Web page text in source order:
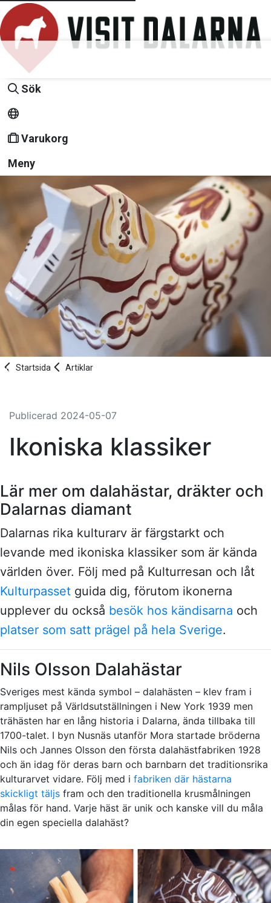
Sök
Varukorg
Meny
Startsida Artiklar
Publicerad 2024-05-07
Ikoniska klassiker
Lär mer om dalahästar, dräkter och
Dalarnas diamant
Dalarnas rika kulturarv är färgstarkt och
levande med ikoniska klassiker som är kända
världen över. Följ med på Kulturresan och låt
Kulturpasset guida dig, förutom ikonerna
upplever du också besök hos kändisarna och
platser som satt prägel på hela Sverige.
Nils Olsson Dalahästar
Sveriges mest kända symbol – dalahästen – klev fram i
rampljuset på Världsutställningen i New York 1939 men
trähästen har en lång historia i Dalarna, ända tillbaka till
1700-talet. I byn Nusnäs utanför Mora startade bröderna
Nils och Jannes Olsson den första dalahästfabriken 1928
och än idag för deras barn och barnbarn det traditionsrika
kulturarvet vidare. Följ med i fabriken där hästarna
skickligt täljs fram och den traditionella krusmålningen
målas för hand. Varje häst är unik och kanske vill du måla
din egen speciella dalahäst?